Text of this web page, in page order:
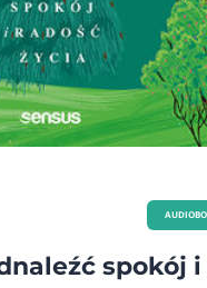
spokój i